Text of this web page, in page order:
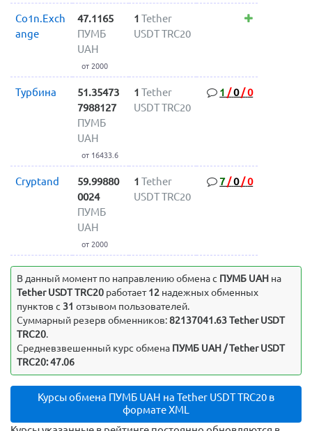
Co1n.Exch
ange
47.1165
ПУМБ
UAH
от 2000
1 Tether
USDT TRC20
Турбина
51.35473
7988127
ПУМБ
UAH
от 16433.6
1 Tether
USDT TRC20
1 /0/0
Cryptand
59.99880
0024
ПУМБ
UAH
от 2000
1 Tether
USDT TRC20
7/0/0
В данный момент по направлению обмена c ПУМБ UAH на
Tether USDT TRC20работает12надежных обменных
пунктов с 31 отзывом пользователей.
Суммарный резерв обменников:82137041.63 Tether USDT
TRC20.
Средневзвешенный курс обмена ПУМБ UAH / Tether USDT
TRC20: 47.06
Курсы обмена ПУМБ UAH на Tether USDT TRC20 в
формате XML